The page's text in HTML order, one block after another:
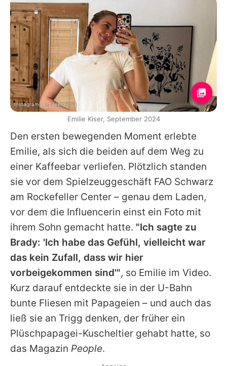
Den ersten bewegenden Moment erlebte
Emilie, als sich die beiden auf dem Weg zu
einer Kaffeebar verliefen. Plötzlich standen
sie vor dem Spielzeuggeschäft FAO Schwarz
am Rockefeller Center – genau dem Laden,
vor dem die Influencerin einst ein Foto mit
ihrem Sohn gemacht hatte. "Ich sagte zu
Brady: 'Ich habe das Gefühl, vielleicht war
das kein Zufall, dass wir hier
vorbeigekommen sind'", so Emilie im Video.
Kurz darauf entdeckte sie in der U-Bahn
bunte Fliesen mit Papageien – und auch das
ließ sie an Trigg denken, der früher ein
Plüschpapagei-Kuscheltier gehabt hatte, so
das Magazin People.
Instagram / emiliekiser
Emilie Kiser, September 2024